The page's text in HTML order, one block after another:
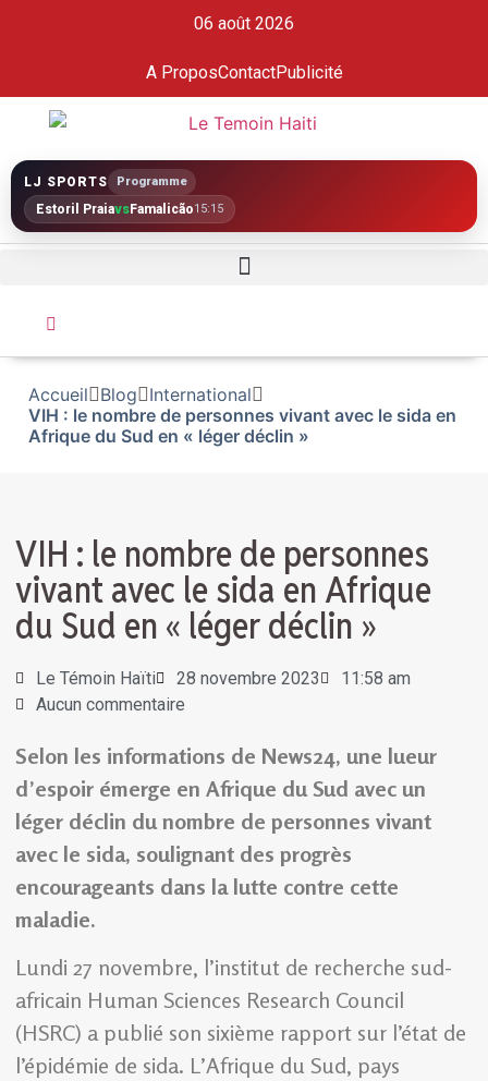
06 août 2026
A ProposContactPublicité
LJ SPORTS Programme
Estoril PraiavsFamalicão15:15
Accueil Blog
International
VIH : le nombre de personnes vivant avec le sida en
Afrique du Sud en « léger déclin »
VIH : le nombre de personnes
vivant avec le sida en Afrique
du Sud en « léger déclin »
Le Témoin Haïti 28 novembre 2023
11:58 am
Aucun commentaire
Selon les informations de News24, une lueur
d’espoir émerge en Afrique du Sud avec un
léger déclin du nombre de personnes vivant
avec le sida, soulignant des progrès
encourageants dans la lutte contre cette
maladie.
Lundi 27 novembre, l’institut de recherche sud-
africain Human Sciences Research Council
(HSRC) a publié son sixième rapport sur l’état de
l’épidémie de sida. L’Afrique du Sud, pays